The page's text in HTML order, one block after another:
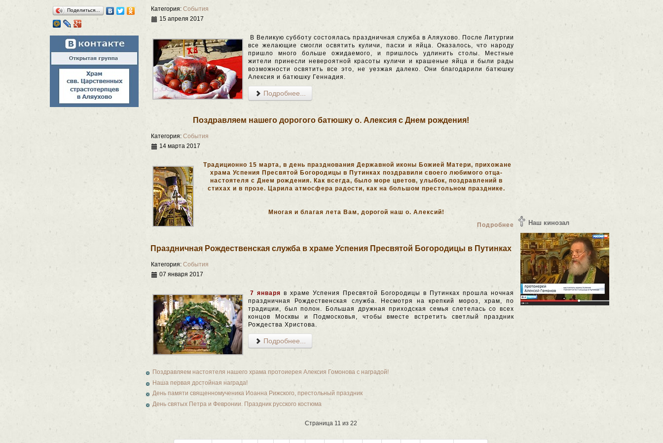
Поделиться… Категория: События
15 апреля 2017
В Великую субботу состоялась праздничная служба в Аляухово. После Литургии
все желающие смогли освятить куличи, пасхи и яйца. Оказалось, что народу
пришло много больше ожидаемого, и пришлось удлинить столы. Местные
жители принесли невероятной красоты куличи и крашеные яйца и были рады
возможности освятить все это, не уезжая далеко. Они благодарили батюшку
Алексия и батюшку Геннадия.
Подробнее...
Поздравляем нашего дорогого батюшку о. Алексия с Днем рождения!
Категория: События
14 марта 2017
Традиционно 15 марта, в день празднования Державной иконы Божией Матери, прихожане
храма Успения Пресвятой Богородицы в Путинках поздравили своего любимого отца-
настоятеля с Днем рождения. Как всегда, было море цветов, улыбок, поздравлений в
стихах и в прозе. Царила атмосфера радости, как на большом престольном празднике.
Многая и благая лета Вам, дорогой наш о. Алексий!
Подробнее
Праздничная Рождественская служба в храме Успения Пресвятой Богородицы в Путинках
Категория: События
07 января 2017
7 января в храме Успения Пресвятой Богородицы в Путинках прошла ночная
праздничная Рождественская служба. Несмотря на крепкий мороз, храм, по
традиции, был полон. Большая дружная приходская семья слетелась со всех
концов Москвы и Подмосковья, чтобы вместе встретить светлый праздник
Рождества Христова.
Подробнее...
Поздравляем настоятеля нашего храма протоиерея Алексия Гомонова с наградой!
Наша первая достойная награда!
День памяти священномученика Иоанна Рижского, престольный праздник
День святых Петра и Февронии. Праздник русского костюма
Страница 11 из 22
Наш кинозал